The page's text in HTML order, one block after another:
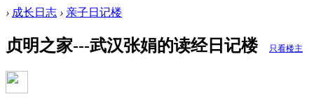
› 成长日志 › 亲子日记楼
贞明之家---武汉张娟的读经日记楼 只看楼主